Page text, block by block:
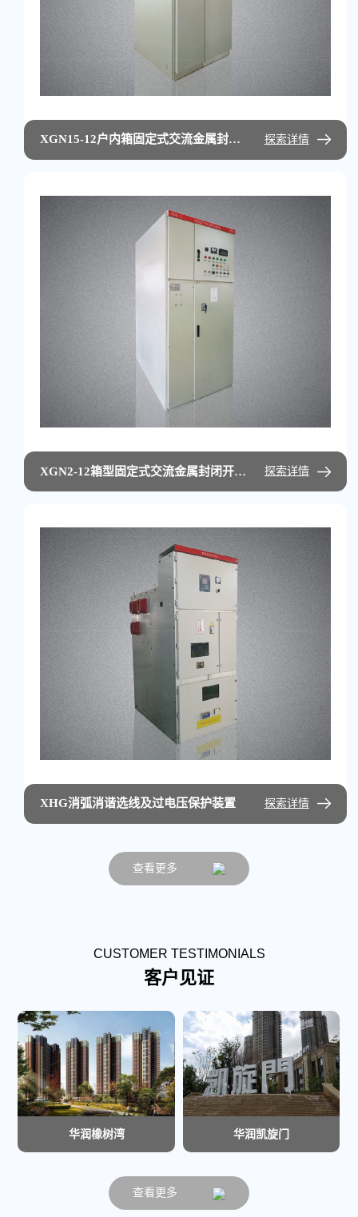
XGN15-12户内箱固定式交流金属封闭开关设备 探索详情
XGN2-12箱型固定式交流金属封闭开关设备 探索详情
XHG消弧消谐选线及过电压保护装置 探索详情
查看更多
CUSTOMER TESTIMONIALS
客户见证
华润橡树湾 华润凯旋门
查看更多